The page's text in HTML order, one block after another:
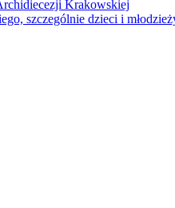
Krakowskiej
szczególnie dzieci i